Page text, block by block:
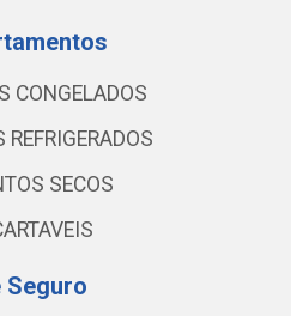
CONGELADOS
SECOS
Seguro